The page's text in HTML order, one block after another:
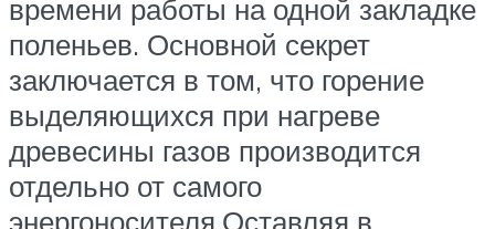
времени работы на одной закладке
поленьев. Основной секрет
заключается в том, что горение
выделяющихся при нагреве
древесины газов производится
отдельно от самого
энергоносителя.Оставляя в